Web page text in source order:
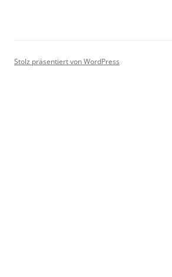
Stolz präsentiert von WordPress